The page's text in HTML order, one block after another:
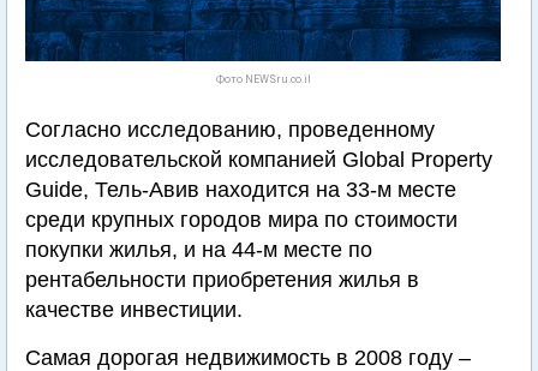
Фото NEWSru.co.il
Согласно исследованию, проведенному
исследовательской компанией Global Property
Guide, Тель-Авив находится на 33-м месте
среди крупных городов мира по стоимости
покупки жилья, и на 44-м месте по
рентабельности приобретения жилья в
качестве инвестиции.
Самая дорогая недвижимость в 2008 году –